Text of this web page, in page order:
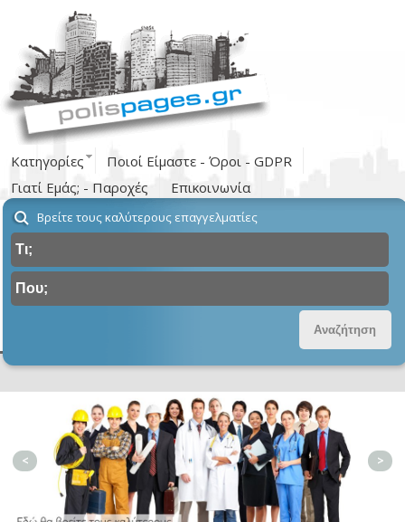
Κατηγορίες
Ποιοί Είμαστε - Όροι - GDPR
Γιατί Εμάς; - Παροχές
Επικοινωνία
Βρείτε τους καλύτερους επαγγελματίες
< >